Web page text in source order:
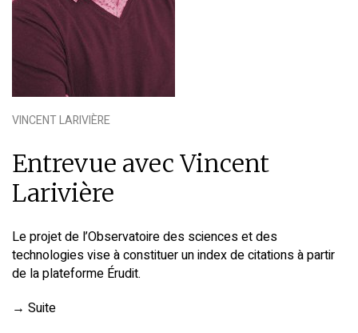
VINCENT LARIVIÈRE
Entrevue avec Vincent
Larivière
Le projet de l’Observatoire des sciences et des
technologies vise à constituer un index de citations à partir
de la plateforme Érudit.
→ Suite